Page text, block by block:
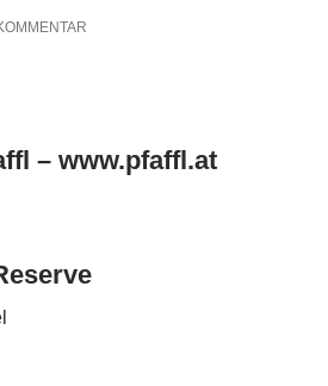
– www.pfaffl.at